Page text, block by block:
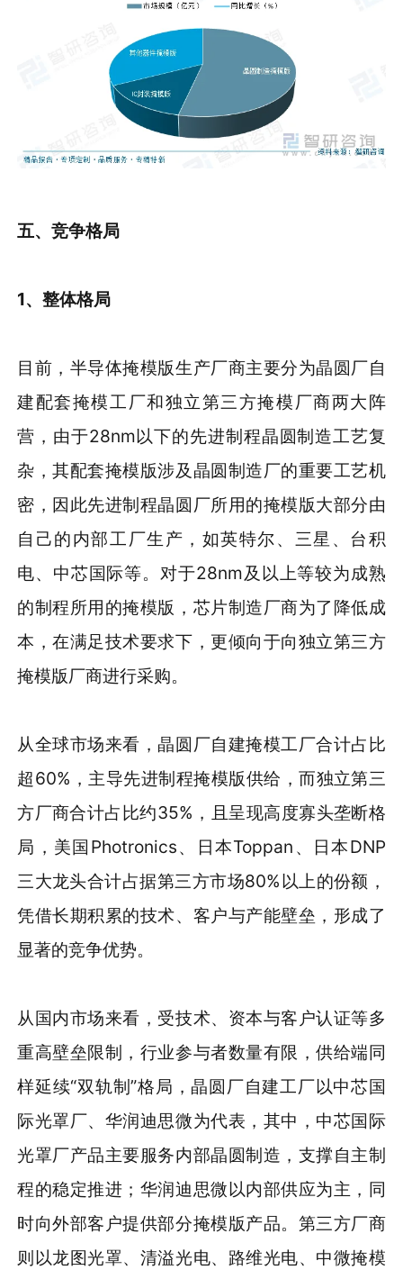
五、竞争格局
1、整体格局
目前，半导体掩模版生产厂商主要分为晶圆厂自
建配套掩模工厂和独立第三方掩模厂商两大阵
营，由于28nm以下的先进制程晶圆制造工艺复
杂，其配套掩模版涉及晶圆制造厂的重要工艺机
密，因此先进制程晶圆厂所用的掩模版大部分由
自己的内部工厂生产，如英特尔、三星、台积
电、中芯国际等。对于28nm及以上等较为成熟
的制程所用的掩模版，芯片制造厂商为了降低成
本，在满足技术要求下，更倾向于向独立第三方
掩模版厂商进行采购。
从全球市场来看，晶圆厂自建掩模工厂合计占比
超60%，主导先进制程掩模版供给，而独立第三
方厂商合计占比约35%，且呈现高度寡头垄断格
局，美国Photronics、日本Toppan、日本DNP
三大龙头合计占据第三方市场80%以上的份额，
凭借长期积累的技术、客户与产能壁垒，形成了
显著的竞争优势。
从国内市场来看，受技术、资本与客户认证等多
重高壁垒限制，行业参与者数量有限，供给端同
样延续“双轨制”格局，晶圆厂自建工厂以中芯国
际光罩厂、华润迪思微为代表，其中，中芯国际
光罩厂产品主要服务内部晶圆制造，支撑自主制
程的稳定推进；华润迪思微以内部供应为主，同
时向外部客户提供部分掩模版产品。第三方厂商
则以龙图光罩、清溢光电、路维光电、中微掩模